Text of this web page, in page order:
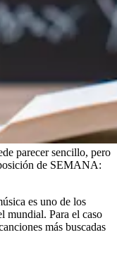
parecer sencillo, pero
de SEMANA:
es uno de los
mundial. Para el caso
más buscadas